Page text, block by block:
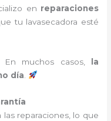
en reparaciones
tu lavasecadora esté
En muchos casos,
la
día
las reparaciones, lo que